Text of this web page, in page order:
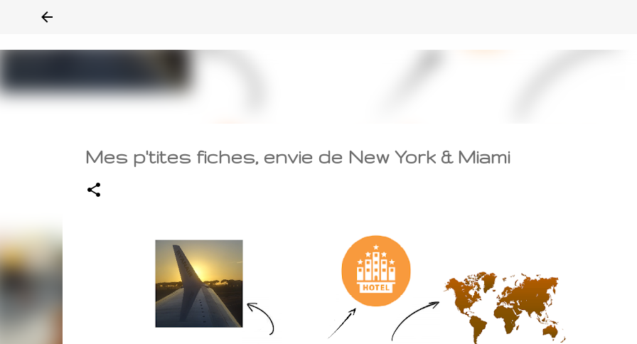
Mes p'tites fiches, envie de New York & Miami